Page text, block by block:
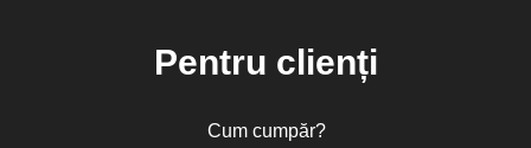
Pentru clienți
Cum cumpăr?